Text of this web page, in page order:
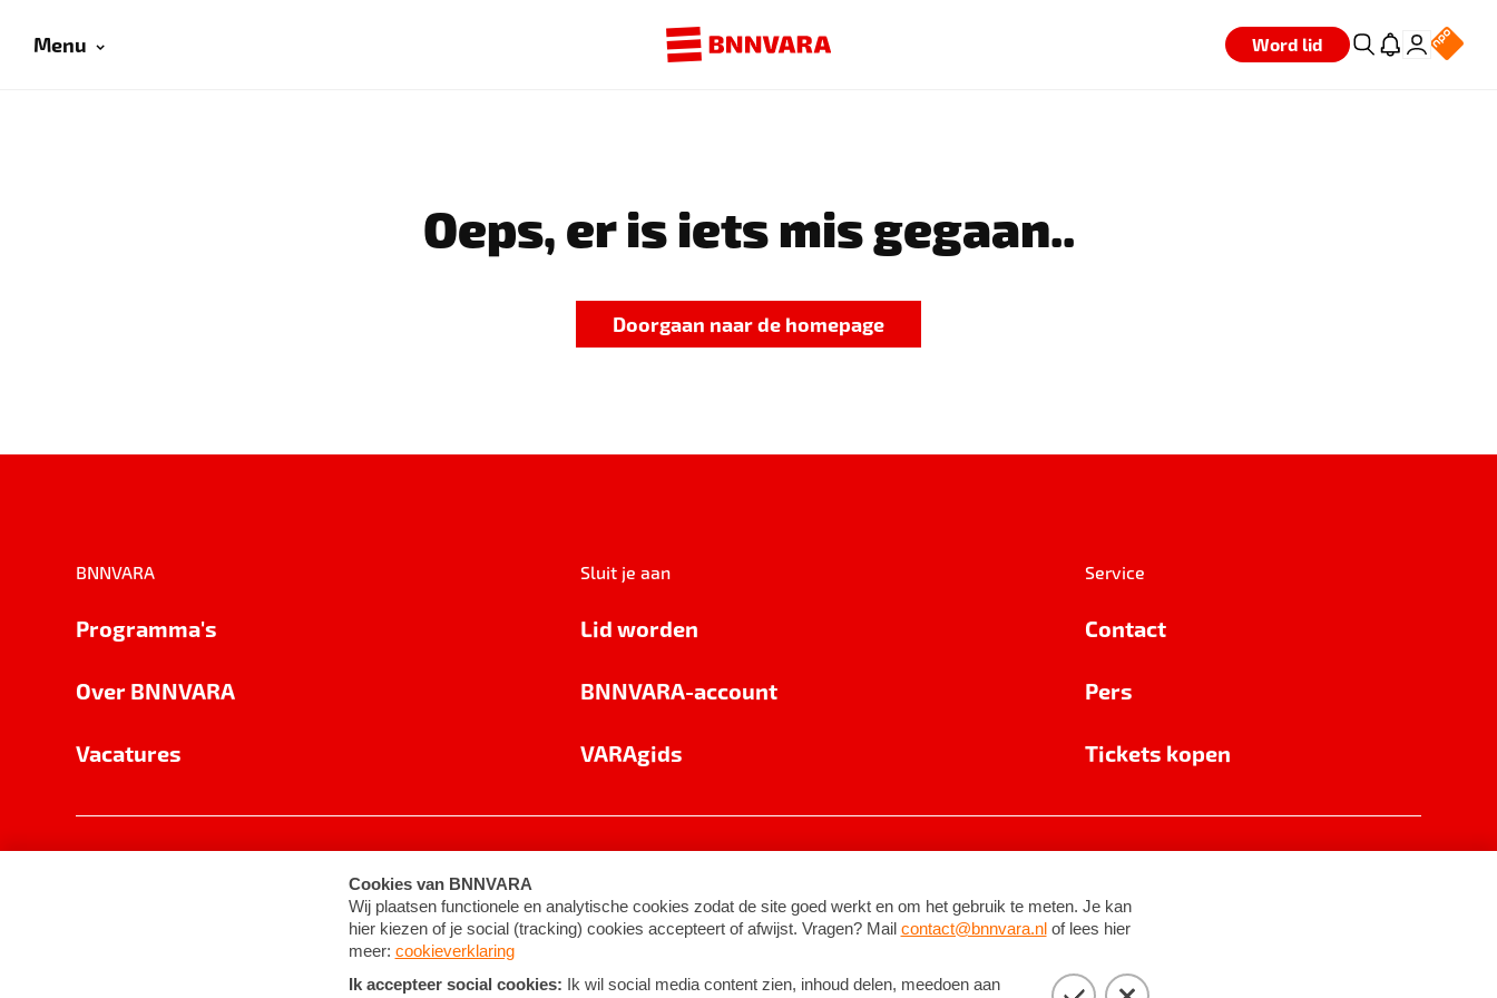
Menu Word lid
Oeps, er is iets mis gegaan..
Doorgaan naar de homepage
BNNVARA
Programma's
Over BNNVARA
Vacatures
Sluit je aan
Lid worden
BNNVARA-account
VARAgids
Service
Contact
Pers
Tickets kopen
Cookie-instellingen Algemene voorwaarden ©2026BNNVARA